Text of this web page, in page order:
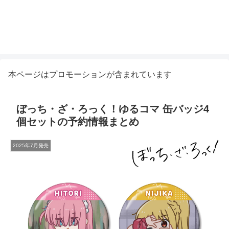
本ページはプロモーションが含まれています
ぼっち・ざ・ろっく！ゆるコマ 缶バッジ4
個セットの予約情報まとめ
2025年7月発売